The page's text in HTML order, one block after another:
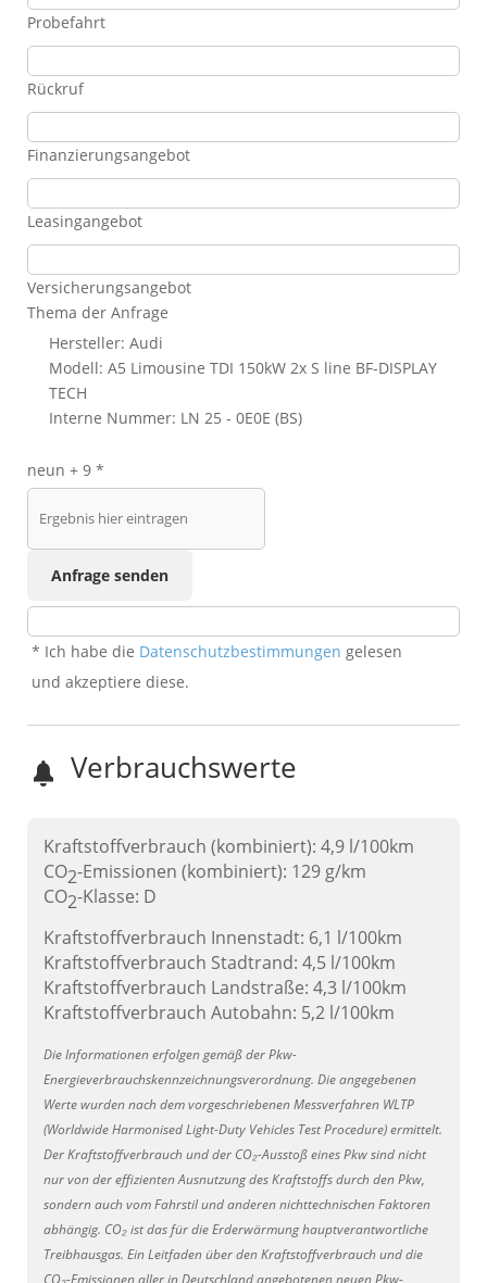
Probefahrt
Rückruf
Finanzierungsangebot
Leasingangebot
Versicherungsangebot
Thema der Anfrage
Hersteller: Audi
Modell: A5 Limousine TDI 150kW 2x S line BF-DISPLAY
TECH
Interne Nummer: LN 25 - 0E0E (BS)
neun + 9 *
Anfrage senden
* Ich habe die Datenschutzbestimmungen gelesen
und akzeptiere diese.
Verbrauchswerte
Kraftstoffverbrauch (kombiniert): 4,9 l/100km
CO2-Emissionen (kombiniert): 129 g/km
CO2-Klasse: D
Kraftstoffverbrauch Innenstadt: 6,1 l/100km
Kraftstoffverbrauch Stadtrand: 4,5 l/100km
Kraftstoffverbrauch Landstraße: 4,3 l/100km
Kraftstoffverbrauch Autobahn: 5,2 l/100km
Die Informationen erfolgen gemäß der Pkw-
Energieverbrauchskennzeichnungsverordnung. Die angegebenen
Werte wurden nach dem vorgeschriebenen Messverfahren WLTP
(Worldwide Harmonised Light-Duty Vehicles Test Procedure) ermittelt.
Der Kraftstoffverbrauch und der CO₂-Ausstoß eines Pkw sind nicht
nur von der effizienten Ausnutzung des Kraftstoffs durch den Pkw,
sondern auch vom Fahrstil und anderen nichttechnischen Faktoren
abhängig. CO₂ ist das für die Erderwärmung hauptverantwortliche
Treibhausgas. Ein Leitfaden über den Kraftstoffverbrauch und die
CO₂-Emissionen aller in Deutschland angebotenen neuen Pkw-